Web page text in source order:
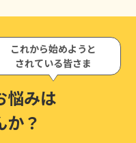
これから始めようと
されている皆さま
悩みは
か？